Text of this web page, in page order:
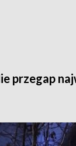
przegap